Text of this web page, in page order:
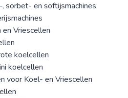
, sorbet- en softijsmachines
en Vriescellen
koelcellen
koelcellen
voor Koel- en Vriescellen